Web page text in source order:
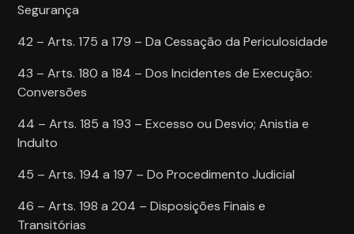
Segurança
42 – Arts. 175 a 179 – Da Cessação da Periculosidade
43 – Arts. 180 a 184 – Dos Incidentes de Execução:
Conversões
44 – Arts. 185 a 193 – Excesso ou Desvio; Anistia e
Indulto
45 – Arts. 194 a 197 – Do Procedimento Judicial
46 – Arts. 198 a 204 – Disposições Finais e
Transitórias